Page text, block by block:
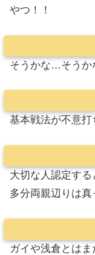
やつ！！
そうかな…そう
基本戦法が不意
大切な人認定する
多分両親辺りは
ガイや浅倉とはま